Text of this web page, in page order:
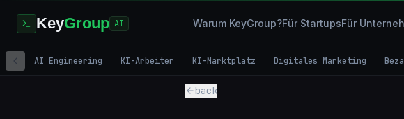
KeyGroup AI Warum KeyGroup?Für StartupsFür
AI Engineering KI-Arbeiter KI-Marktplatz Digitales Marketing
back